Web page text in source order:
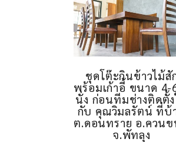
ชุดโต๊ะกินข้าวไม้สั
พร้อมเก้าอี้ ขนาด 4-
นั่ง ก่อนทีมช่างติดตั้
กับ คุณวิมลรัตน์ ที่บ้
ต.ดอนทราย อ.ควน
จ.พัทลุง